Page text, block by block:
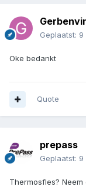
Geplaatst: 9
Oke bedankt
Quote
prepass
Geplaatst: 9
Thermosfles?